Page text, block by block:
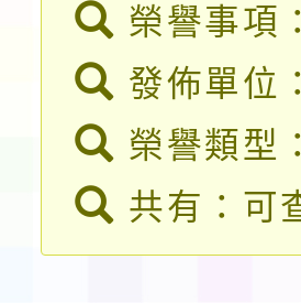
速演練執行
法」
本校115學
第3次招考
告(不再辦
檢送「桃園
賽實施要點
本市「115
程安排一案
「桃園市補
榮譽事項
發佈單位
榮譽類型
共有：可